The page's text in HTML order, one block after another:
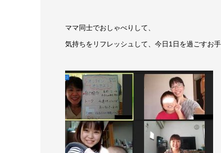
ママ同士でおしゃべりして、
気持ちをリフレッシュして、今日1日を過ごすお